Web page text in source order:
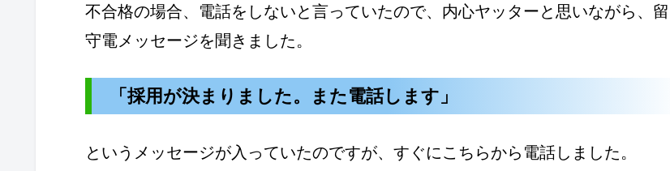
不合格の場合、電話をしないと言っていたので、内心ヤッターと思いながら、留
守電メッセージを聞きました。
「採用が決まりました。また電話します」
というメッセージが入っていたのですが、すぐにこちらから電話しました。